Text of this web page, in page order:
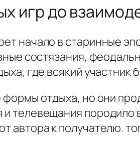
игр до
начало в старинные
состязания,
где всякий
отдыха, но они
телевещания
к получателю.